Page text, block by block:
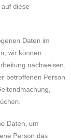
diese
Daten im
wir können
nachweisen,
betroffenen Person
Daten, um
Person das